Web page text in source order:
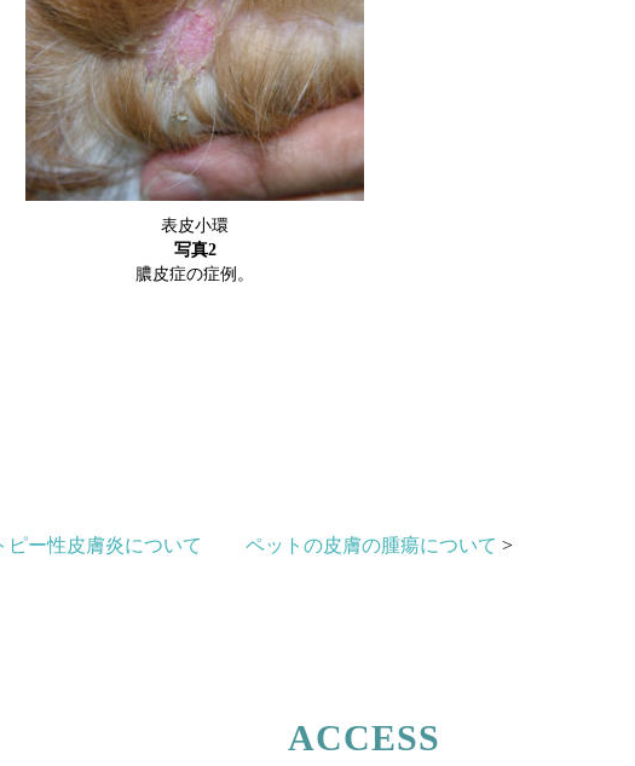
表皮小環
写真2
膿皮症の症例。
ピー性皮膚炎について ペットの皮膚の腫瘍について >
ACCESS